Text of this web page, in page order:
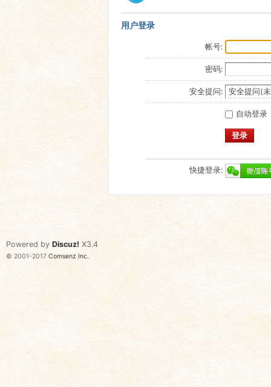
用户登录
帐号:
密码:
安全提问:
自动登录
登录
快捷登录:
Powered by Discuz! X3.4
© 2001-2017 Comsenz Inc.